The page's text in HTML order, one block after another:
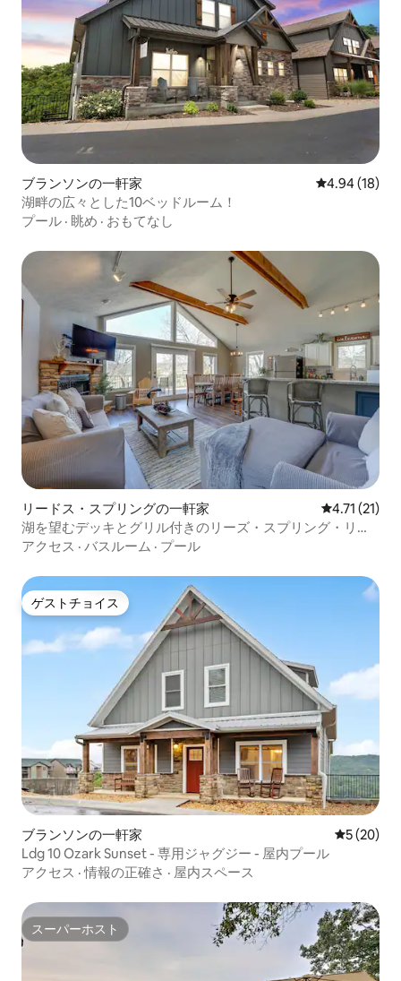
ブランソンの一軒家 レビュー18
4.94 (18)
湖畔の広々とした10ベッドルーム！
プール · 眺め · おもてなし
リードス・スプリングの一軒家 レビュー21
4.71 (21)
湖を望むデッキとグリル付きのリーズ・スプリング・リト
リート
アクセス · バスルーム · プール
ゲストチョイス
ゲストチョイス
ブランソンの一軒家 レビュー
5 (20)
Ldg 10 Ozark Sunset - 専用ジャグジー - 屋内プール
アクセス ·情報の正確さ · 屋内スペース
スーパーホスト
スーパーホスト